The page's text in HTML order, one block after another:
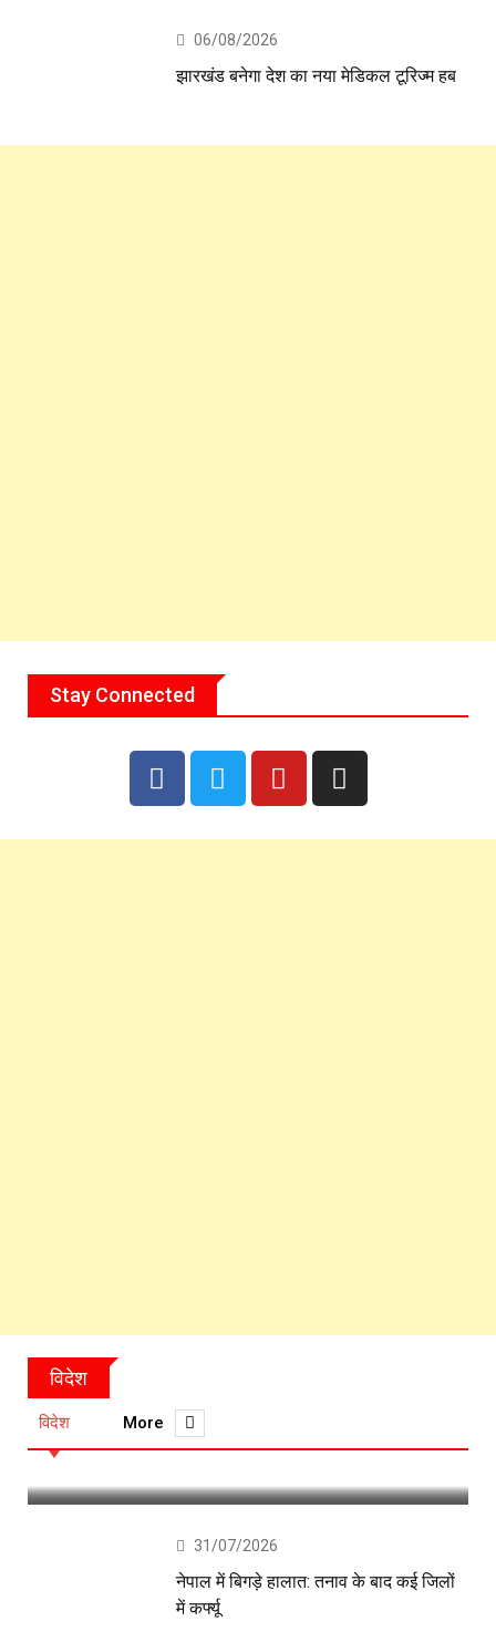
06/08/2026
झारखंड बनेगा देश का नया मेडिकल टूरिज्म हब
Stay Connected
विदेश
विदेश More
03/08/2026
ट्रंप ने कहा- ईरान युद्ध खत्म, अमेरिका
अब नहीं करेगा हमला
31/07/2026
नेपाल में बिगड़े हालात: तनाव के बाद कई जिलों
में कर्फ्यू